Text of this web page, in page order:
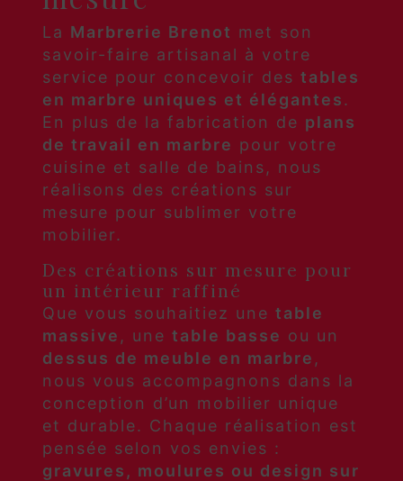
La Marbrerie Brenot met son
savoir-faire artisanal à votre
service pour concevoir des tables
en marbre uniques et élégantes.
En plus de la fabrication de plans
de travail en marbre pour votre
cuisine et salle de bains, nous
réalisons des créations sur
mesure pour sublimer votre
mobilier.
Des créations sur mesure pour
un intérieur raffiné
Que vous souhaitiez une table
massive , une table basse ou un
dessus de meuble en marbre ,
nous vous accompagnons dans la
conception d’un mobilier unique
et durable. Chaque réalisation est
pensée selon vos envies :
gravures, moulures ou design sur